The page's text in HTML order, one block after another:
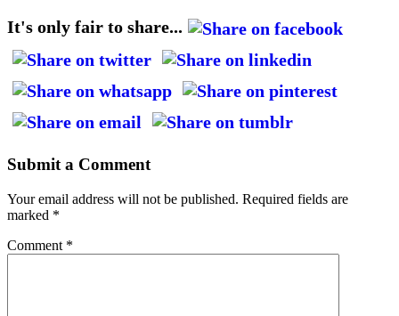
It's only fair to share...
Submit a Comment
Your email address will not be published. Required fields are
marked *
Comment *